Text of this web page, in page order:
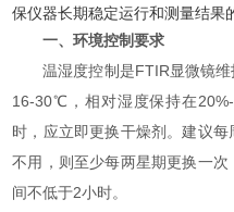
保仪器长期稳定运行和测量结果
一、环境控制要求
温湿度控制是FTIR显微镜维
16-30℃，相对湿度保持在
时，应立即更换干燥剂。建议
不用，则至少每两星期更换一
间不低于2小时。